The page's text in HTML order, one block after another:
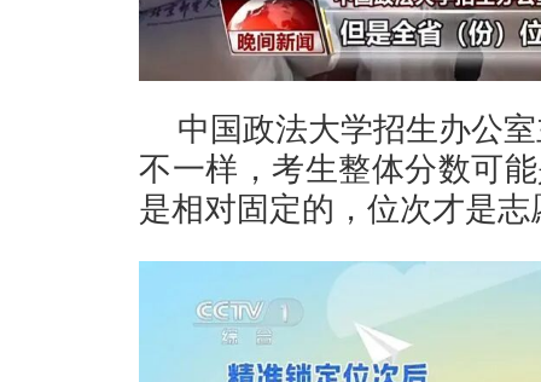
中国政法大学招生办公
不一样，考生整体分数可
是相对固定的，位次才是